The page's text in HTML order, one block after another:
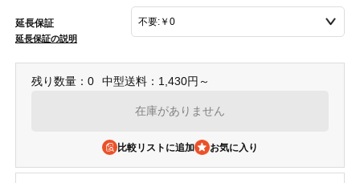
延長保証
延長保証の説明
残り数量：0 中型送料：1,430円～
在庫がありません
比較リストに追加